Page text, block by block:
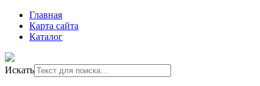
Главная
Карта сайта
Каталог
Искать